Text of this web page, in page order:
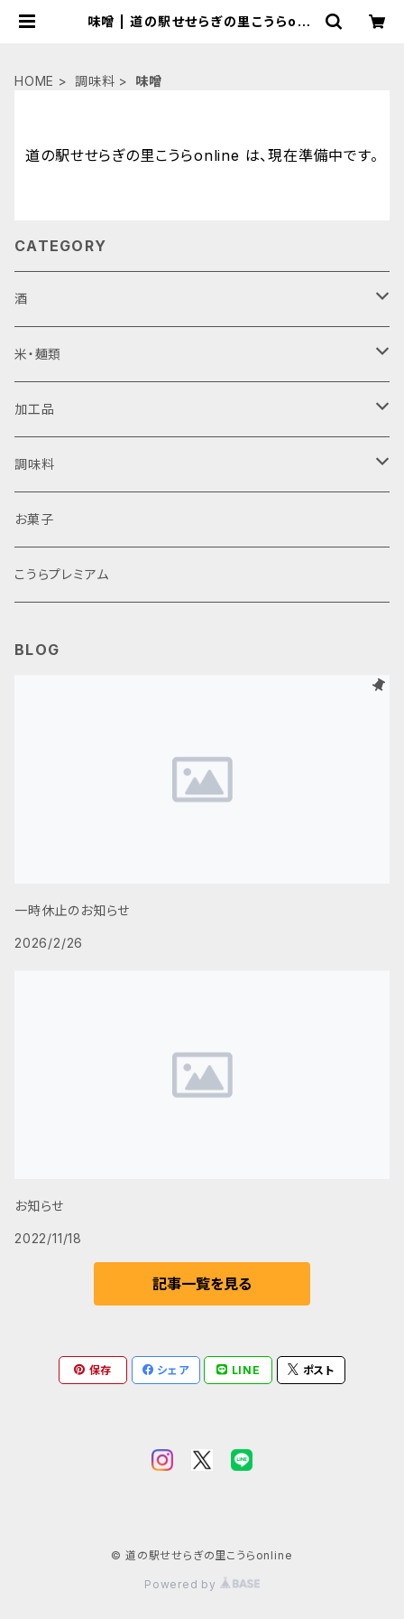
味噌 | 道の駅せせらぎの里こうらonli
HOME 調味料 味噌
道の駅せせらぎの里こうらonline は、現在準備中です。
CATEGORY
酒
ビール
日本酒
焼酎
米・麺類
甲良米
ラーメン
加工品
近江牛
鮒ずし
生ピクルス
調味料
醤油
味噌
お菓子
こうらプレミアム
BLOG
一時休止のお知らせ
2026/2/26
お知らせ
2022/11/18
記事一覧を見る
保存 シェア LINE ポスト
© 道の駅せせらぎの里こうらonline
Powered by